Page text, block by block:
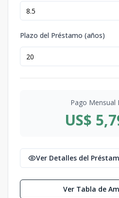
Plazo del Préstamo (años)
Pago Mensual
US$
Ver Detalles del
Ver Tabla de